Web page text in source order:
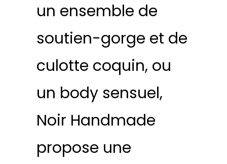
un ensemble de
soutien-gorge et de
culotte coquin, ou
un body sensuel,
Noir Handmade
propose une